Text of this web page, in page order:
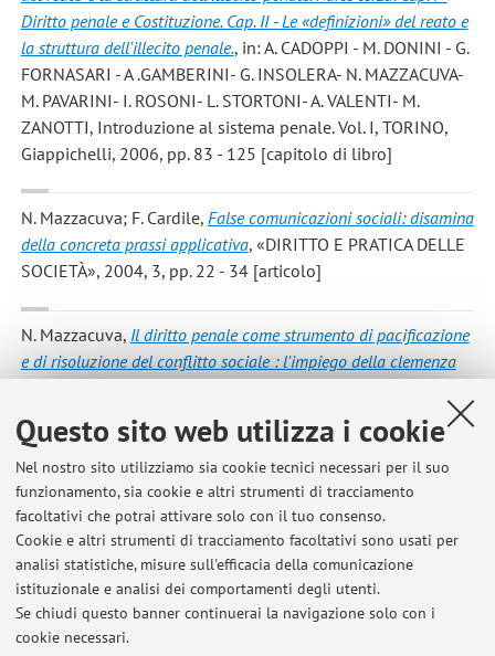
Questo sito web utilizza i cookie
Nel nostro sito utilizziamo sia cookie tecnici necessari per il suo
funzionamento, sia cookie e altri strumenti di tracciamento
facoltativi che potrai attivare solo con il tuo consenso.
Cookie e altri strumenti di tracciamento facoltativi sono usati per
analisi statistiche, misure sull'efficacia della comunicazione
istituzionale e analisi dei comportamenti degli utenti.
Se chiudi questo banner continuerai la navigazione solo con i
cookie necessari.
Diritto penale e Costituzione. Cap. II - Le «definizioni» del reato e
la struttura dell'illecito penale., in: A. CADOPPI - M. DONINI - G.
FORNASARI - A .GAMBERINI- G. INSOLERA- N. MAZZACUVA-
M. PAVARINI- I. ROSONI- L. STORTONI- A. VALENTI- M.
ZANOTTI, Introduzione al sistema penale. Vol. I, TORINO,
Giappichelli, 2006, pp. 83 - 125 [capitolo di libro]
N. Mazzacuva; F. Cardile, False comunicazioni sociali: disamina
della concreta prassi applicativa, «DIRITTO E PRATICA DELLE
SOCIETÀ», 2004, 3, pp. 22 - 34 [articolo]
N. Mazzacuva, Il diritto penale come strumento di pacificazione
e di risoluzione del conflitto sociale : l'impiego della clemenza
posconflicto: problemas sociales y juridicos de la
reconciliacion, Bogotà, 2 settembre 2003) [Contributo in Atti
di convegno]
N. Mazzacuva Il falso in bilancio. Casi e problemi.
, PADOVA,
CEDAM, 2004, pp. 1-299 . [libro]